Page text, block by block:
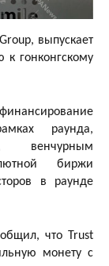
выпускает
к гонконгскому
раунда,
венчурным
биржи
в раунде
что Trust
монету с